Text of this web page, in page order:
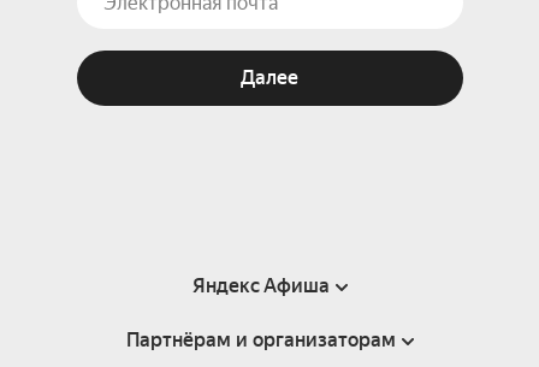
Далее
Яндекс Афиша
Справка
Партнёрам и организаторам